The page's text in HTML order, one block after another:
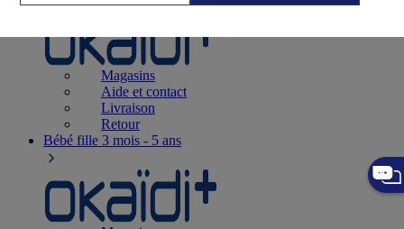
Magasins
Aide et contact
Livraison
Retour
Bébé fille 3 mois - 5 ans